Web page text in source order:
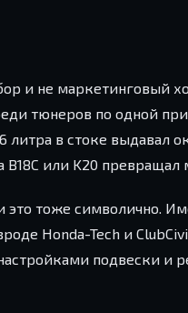
и не маркетинговый
тюнеров по одной
литра в стоке выдавал
или K20
тоже символично.
Honda-Tech и
подвески и